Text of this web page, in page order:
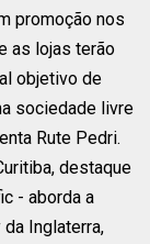
promoção nos
as lojas terão
objetivo de
sociedade livre
Rute Pedri.
destaque
- aborda a
Inglaterra,